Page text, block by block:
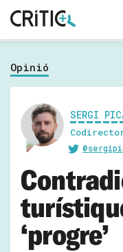
Cerca
Inicia sessió
Opinió
SERGI
‘progre’